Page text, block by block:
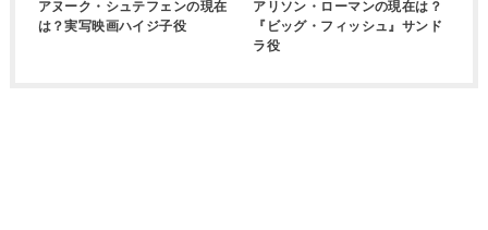
アヌーク・シュテフェンの現在
は？実写映画ハイジ子役
アリソン・ローマンの現在は？
『ビッグ・フィッシュ』サンド
ラ役